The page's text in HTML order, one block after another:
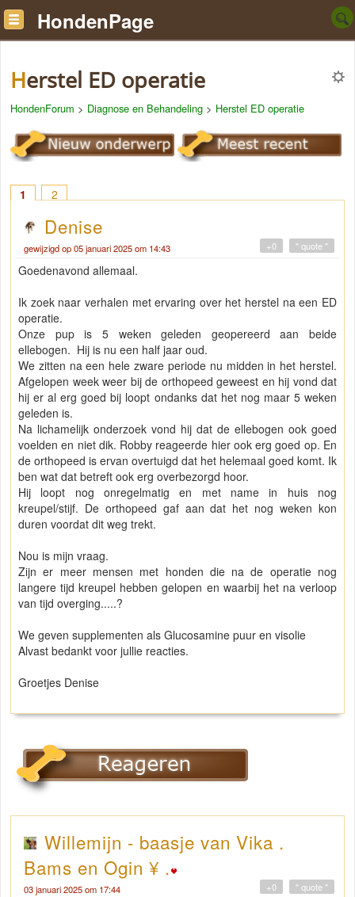
HondenPage
Herstel ED operatie
HondenForum > Diagnose en Behandeling > Herstel ED operatie
1 2
Denise
gewijzigd op 05 januari 2025 om 14:43 " quote "
+0
Goedenavond allemaal.
Ik zoek naar verhalen met ervaring over het herstel na een ED
operatie.
Onze pup is 5 weken geleden geopereerd aan beide
ellebogen. Hij is nu een half jaar oud.
We zitten na een hele zware periode nu midden in het herstel.
Afgelopen week weer bij de orthopeed geweest en hij vond dat
hij er al erg goed bij loopt ondanks dat het nog maar 5 weken
geleden is.
Na lichamelijk onderzoek vond hij dat de ellebogen ook goed
voelden en niet dik. Robby reageerde hier ook erg goed op. En
de orthopeed is ervan overtuigd dat het helemaal goed komt. Ik
ben wat dat betreft ook erg overbezorgd hoor.
Hij loopt nog onregelmatig en met name in huis nog
kreupel/stijf. De orthopeed gaf aan dat het nog weken kon
duren voordat dit weg trekt.
Nou is mijn vraag.
Zijn er meer mensen met honden die na de operatie nog
langere tijd kreupel hebben gelopen en waarbij het na verloop
van tijd overging.....?
We geven supplementen als Glucosamine puur en visolie
Alvast bedankt voor jullie reacties.
Groetjes Denise
Willemijn - baasje van Vika .
Bams en Ogin ¥ .
03 januari 2025 om 17:44 " quote "
+0